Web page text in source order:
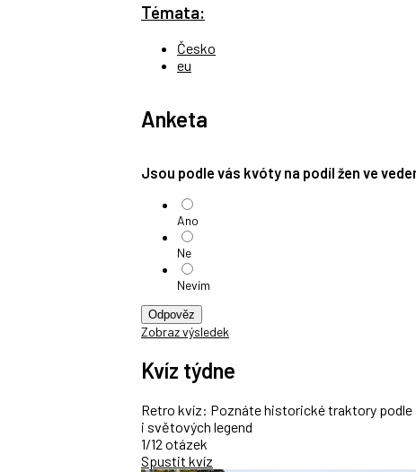
Témata:
Česko
eu
Anketa
Jsou podle vás kvóty na podíl žen ve
Ano
Ne
Nevím
Odpověz
Zobraz výsledek
Kvíz týdne
Retro kvíz: Poznáte historické traktory
i světových legend
1/12 otázek
Spustit kvíz